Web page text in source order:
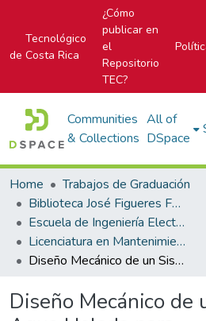
Tecnológico
de Costa Rica
¿Cómo
publicar en
el
Repositorio
TEC?
Communities
& Collections
All of
DSpace
Home
Trabajos de Graduación
Biblioteca José Figueres Ferrer
Escuela de Ingeniería Electromecánica
Licenciatura en Mantenimiento Industrial
Diseño Mecánico de un Sistema de Agua Helada para Acondicionamiento del Ambiente de la Ciudad Interactiva Kidzania
Diseño Mecánico de